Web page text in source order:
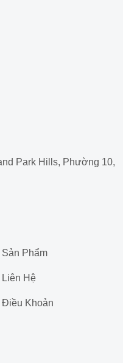
Park Hills, Phường 10,
Sản Phẩm
Liên Hệ
Điều Khoản